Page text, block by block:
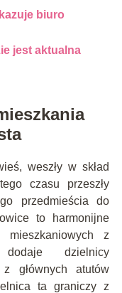
biuro
jest aktualna
weszły w skład
czasu przeszły
przedmieścia do
to harmonijne
mieszkaniowych z
dzielnicy
głównych atutów
ta graniczy z